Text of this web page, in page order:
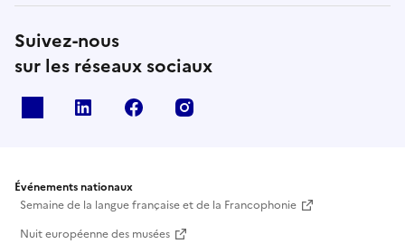
Suivez-nous
sur les réseaux sociaux
Linkedin Facebook
Événements nationaux
Semaine de la langue française et de la Francophonie
Nuit européenne des musées